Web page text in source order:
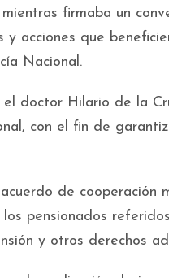
firmaba un
acciones que
Nacional.
doctor Hilario de la
con el fin de
de cooperación
pensionados
y otros derechos